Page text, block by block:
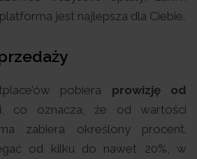
jest najlepsza dla Ciebie.
pobiera prowizję od
, co oznacza, że od wartości
zabiera określony procent.
od kilku do nawet 20%, w